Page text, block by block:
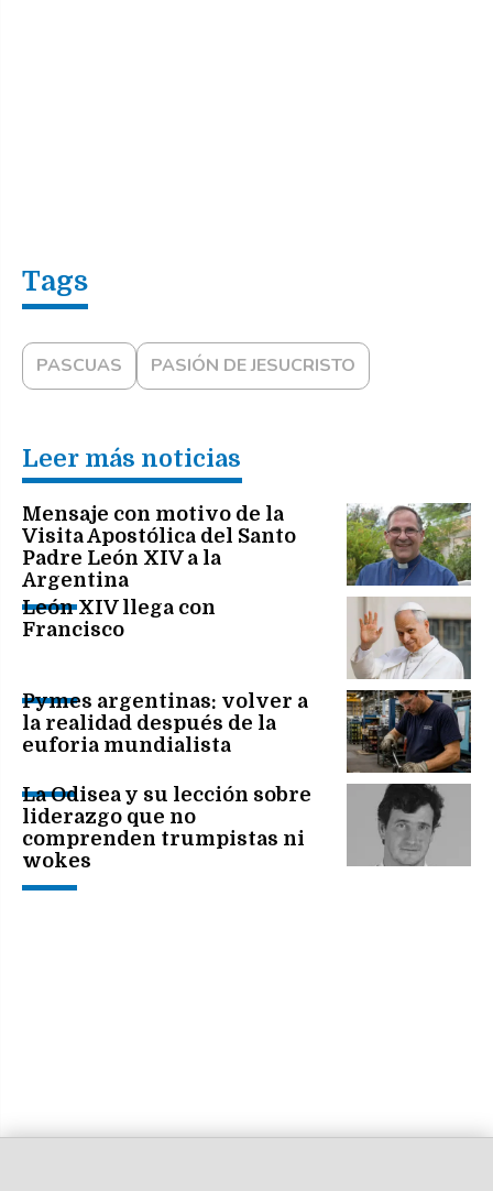
PASCUAS PASIÓN DE JESUCRISTO
Leer más noticias
Mensaje con motivo de la
Visita Apostólica del Santo
Padre León XIV a la
Argentina
León XIV llega con
Francisco
Pymes argentinas: volver a
la realidad después de la
euforia mundialista
La Odisea y su lección sobre
liderazgo que no
comprenden trumpistas ni
wokes